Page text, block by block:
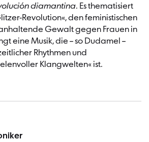
diamantina. Es thematisiert
Revolution«, den feministischen
Gewalt gegen Frauen in
eine Musik, die – so Dudamel –
Rhythmen und
Klangwelten« ist.